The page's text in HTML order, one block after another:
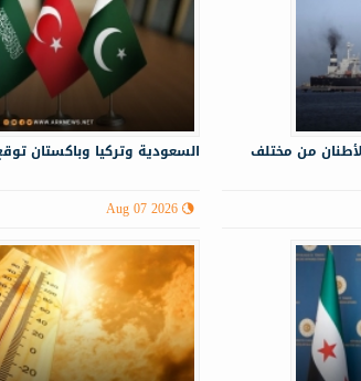
السعودية وتركيا وباكستان
Aug 07 2026
من مختلف